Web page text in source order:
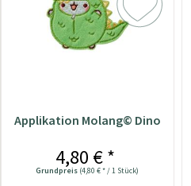
Applikation Molang© Dino
4,80 € *
Grundpreis (4,80 € * / 1 Stück)